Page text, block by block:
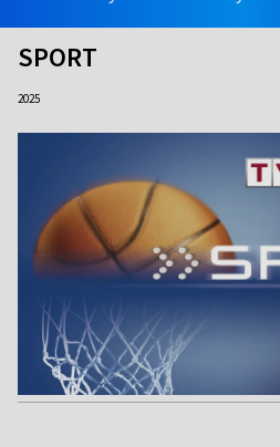
SPORT
2025